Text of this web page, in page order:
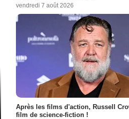
vendredi 7 août 2026
Après les films d'action, Russell
film de science-fiction !